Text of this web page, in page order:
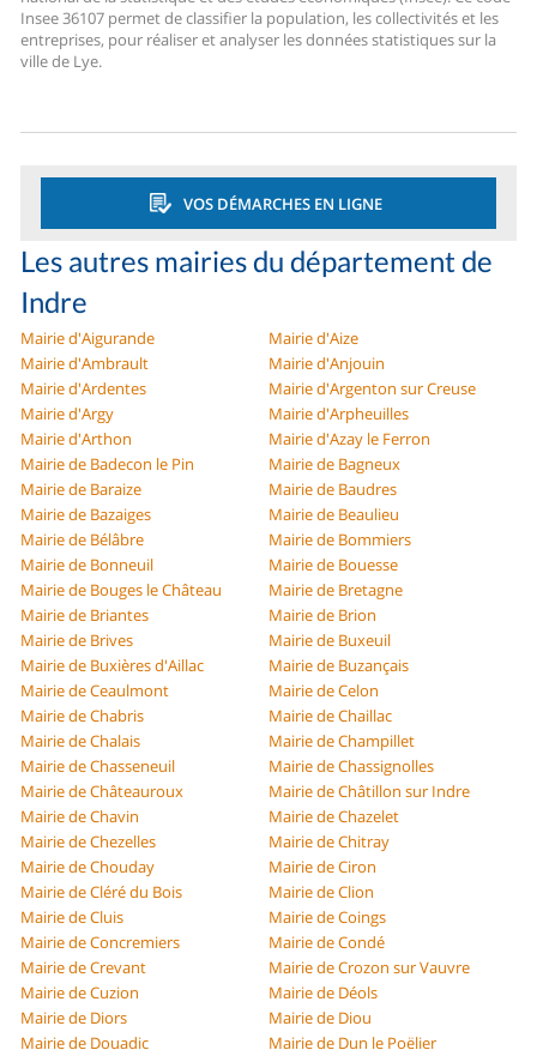
Insee 36107 permet de classifier la population, les collectivités et les
entreprises, pour réaliser et analyser les données statistiques sur la
ville de Lye.
VOS DÉMARCHES EN LIGNE
Les autres mairies du département de
Indre
Mairie d'Aigurande
Mairie d'Aize
Mairie d'Ambrault
Mairie d'Anjouin
Mairie d'Ardentes
Mairie d'Argenton sur Creuse
Mairie d'Argy
Mairie d'Arpheuilles
Mairie d'Arthon
Mairie d'Azay le Ferron
Mairie de Badecon le Pin
Mairie de Bagneux
Mairie de Baraize
Mairie de Baudres
Mairie de Bazaiges
Mairie de Beaulieu
Mairie de Bélâbre
Mairie de Bommiers
Mairie de Bonneuil
Mairie de Bouesse
Mairie de Bouges le Château
Mairie de Bretagne
Mairie de Briantes
Mairie de Brion
Mairie de Brives
Mairie de Buxeuil
Mairie de Buxières d'Aillac
Mairie de Buzançais
Mairie de Ceaulmont
Mairie de Celon
Mairie de Chabris
Mairie de Chaillac
Mairie de Chalais
Mairie de Champillet
Mairie de Chasseneuil
Mairie de Chassignolles
Mairie de Châteauroux
Mairie de Châtillon sur Indre
Mairie de Chavin
Mairie de Chazelet
Mairie de Chezelles
Mairie de Chitray
Mairie de Chouday
Mairie de Ciron
Mairie de Cléré du Bois
Mairie de Clion
Mairie de Cluis
Mairie de Coings
Mairie de Concremiers
Mairie de Condé
Mairie de Crevant
Mairie de Crozon sur Vauvre
Mairie de Cuzion
Mairie de Déols
Mairie de Diors
Mairie de Diou
Mairie de Douadic
Mairie de Dun le Poëlier